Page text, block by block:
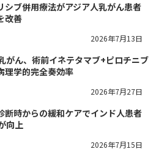
シブ併用療法がアジア人乳がん患者
改善
2026年7月13日
がん、術前イネテタマブ+ピロチニブ
理学的完全奏効率
2026年7月27日
断時からの緩和ケアでインド人患者
向上
2026年7月15日